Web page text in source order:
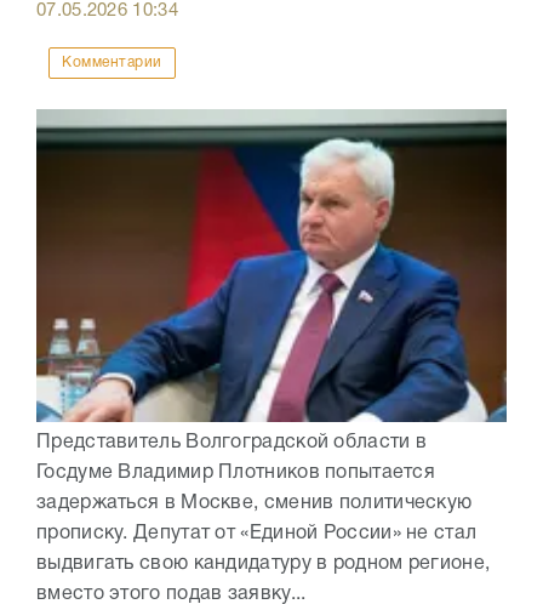
07.05.2026 10:34
Комментарии
Представитель Волгоградской области в
Госдуме Владимир Плотников попытается
задержаться в Москве, сменив политическую
прописку. Депутат от «Единой России» не стал
выдвигать свою кандидатуру в родном регионе,
вместо этого подав заявку...